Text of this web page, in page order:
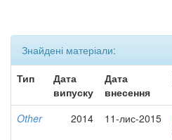
Знайдені матеріали:
Тип
Дата
випуску
Дата
внесення
Other 2014 11-лис-2015